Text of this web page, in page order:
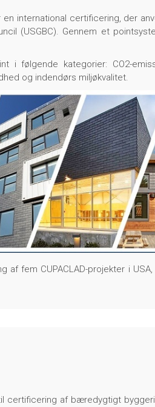
en international certificering, der
(USGBC). Gennem et
i følgende kategorier: CO2-
og indendørs miljøkvalitet.
af fem CUPACLAD-projekter i
certificering af bæredygtigt